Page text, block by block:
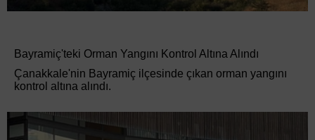
Bayramiç'teki Orman Yangını Kontrol Altına Alındı
Çanakkale'nin Bayramiç ilçesinde çıkan orman yangını
kontrol altına alındı.